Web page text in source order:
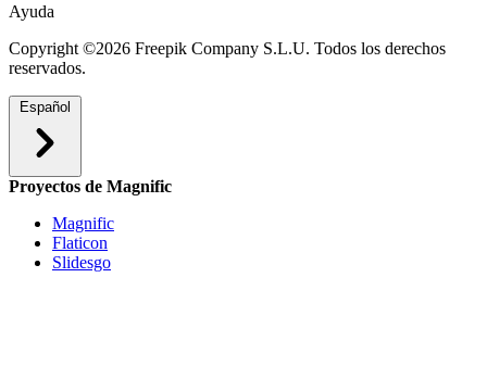
Ayuda
Copyright ©2026 Freepik Company S.L.U. Todos los derechos
reservados.
Español
Proyectos de Magnific
Magnific
Flaticon
Slidesgo